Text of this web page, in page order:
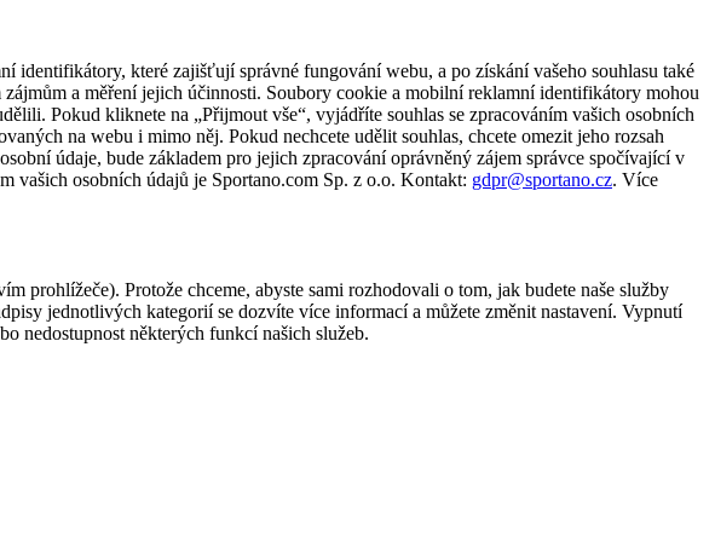
které zajišťují správné fungování webu, a po získání vašeho souhlasu také
a měření jejich účinnosti. Soubory cookie a mobilní reklamní identifikátory mohou
Pokud kliknete na „Přijmout vše“, vyjádříte souhlas se zpracováním vašich osobních
na webu i mimo něj. Pokud nechcete udělit souhlas, chcete omezit jeho rozsah
údaje, bude základem pro jejich zpracování oprávněný zájem správce spočívající v
vašich osobních údajů je Sportano.com Sp. z o.o. Kontakt: gdpr@sportano.cz. Více
prohlížeče). Protože chceme, abyste sami rozhodovali o tom, jak budete naše služby
jednotlivých kategorií se dozvíte více informací a můžete změnit nastavení. Vypnutí
nedostupnost některých funkcí našich služeb.